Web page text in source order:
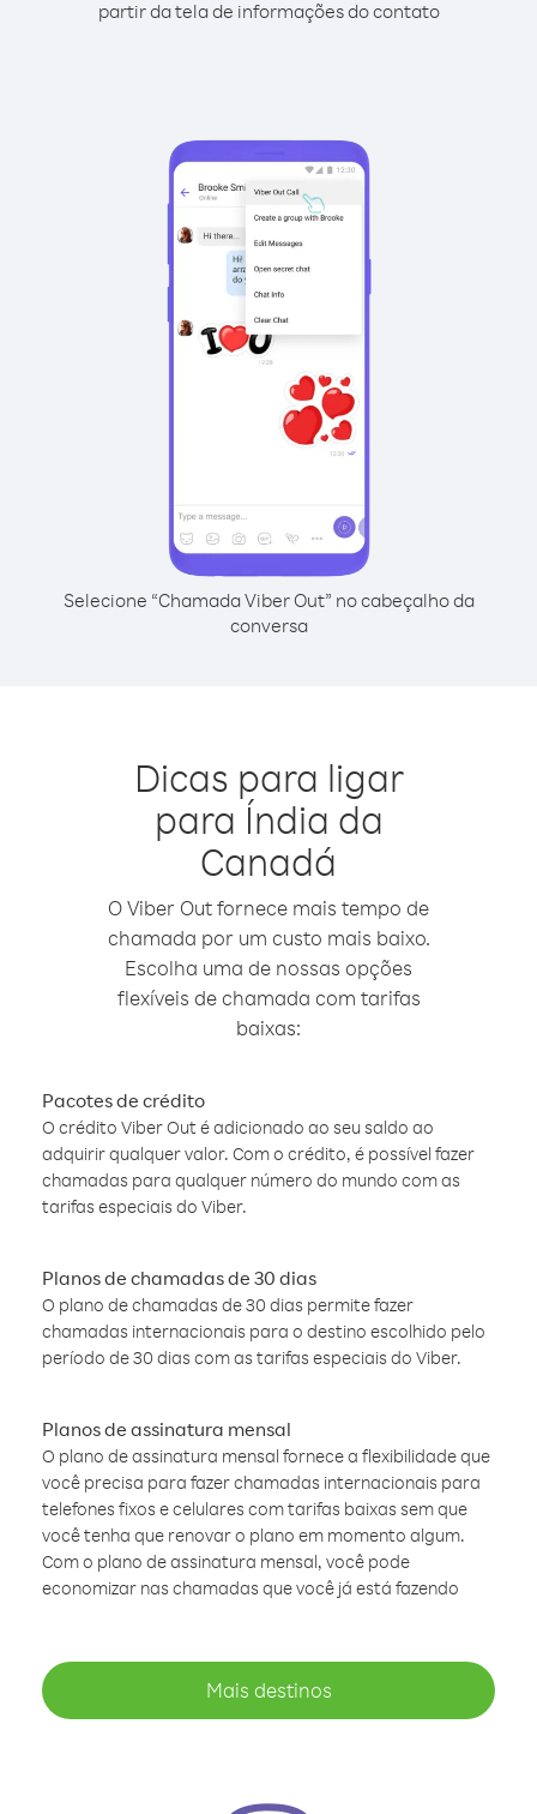
partir da tela de informações do contato
Selecione “Chamada Viber Out” no cabeçalho da
conversa
Dicas para ligar
para Índia da
Canadá
O Viber Out fornece mais tempo de
chamada por um custo mais baixo.
Escolha uma de nossas opções
flexíveis de chamada com tarifas
baixas:
Pacotes de crédito
O crédito Viber Out é adicionado ao seu saldo ao
adquirir qualquer valor. Com o crédito, é possível fazer
chamadas para qualquer número do mundo com as
tarifas especiais do Viber.
Planos de chamadas de 30 dias
O plano de chamadas de 30 dias permite fazer
chamadas internacionais para o destino escolhido pelo
período de 30 dias com as tarifas especiais do Viber.
Planos de assinatura mensal
O plano de assinatura mensal fornece a flexibilidade que
você precisa para fazer chamadas internacionais para
telefones fixos e celulares com tarifas baixas sem que
você tenha que renovar o plano em momento algum.
Com o plano de assinatura mensal, você pode
economizar nas chamadas que você já está fazendo
Mais destinos